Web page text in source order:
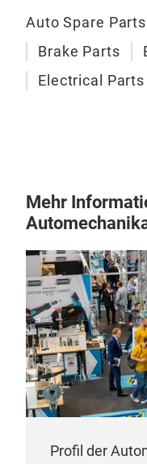
Auto Spare Parts
Brake Parts
Electrical Parts
Mehr
Profil der